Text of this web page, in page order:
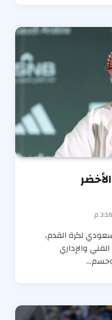
لكرة القدم،
والإداري